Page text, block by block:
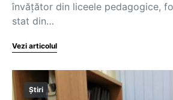
învățător din liceele pedagogice,
stat din…
Vezi articolul
Știri